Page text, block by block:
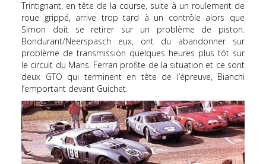
Trintignant, en tête de la course, suite à un roulement de
roue grippé, arrive trop tard à un contrôle alors que
Simon doit se retirer sur un problème de piston.
Bondurant/Neerspasch eux, ont du abandonner sur
problème de transmission quelques heures plus tôt sur
le circuit du Mans. Ferrari profite de la situation et ce sont
deux GTO qui terminent en tête de l’épreuve, Bianchi
l’emportant devant Guichet.